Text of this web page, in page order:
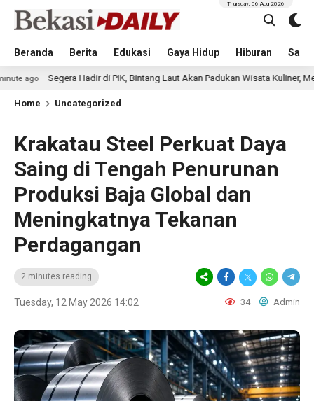
Beranda Berita Edukasi Gaya Hidup Hiburan
Thursday, 06 Aug 2026
Hadir di PIK, Bintang Laut Akan Padukan Wisata Kuliner, Memancing,
Home Uncategorized
Krakatau Steel Perkuat Daya
Saing di Tengah Penurunan
Produksi Baja Global dan
Meningkatnya Tekanan
Perdagangan
2 minutes reading
Tuesday, 12 May 2026 14:02 34 Admin